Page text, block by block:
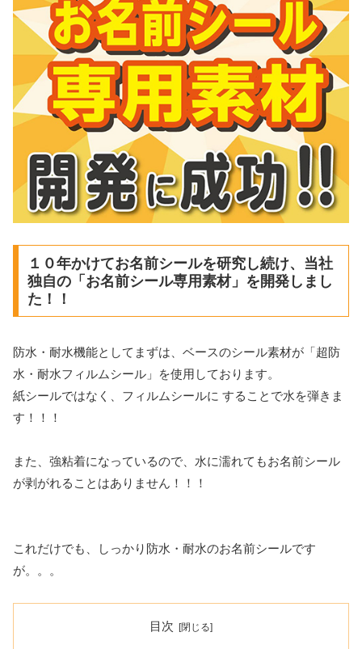
１０年かけてお名前シールを研究し続け、当社
独自の「お名前シール専用素材」を開発しまし
た！！
防水・耐水機能としてまずは、ベースのシール素材が「超防
水・耐水フィルムシール」を使用しております。
紙シールではなく、フィルムシールに することで水を弾きま
す！！！
また、強粘着になっているので、水に濡れてもお名前シール
が剥がれることはありません！！！
これだけでも、しっかり防水・耐水のお名前シールです
が。。。
目次